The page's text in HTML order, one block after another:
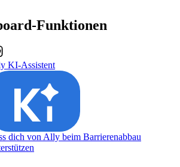
Funktionen
KI-Assistent
dich von Ally beim Barrierenabbau